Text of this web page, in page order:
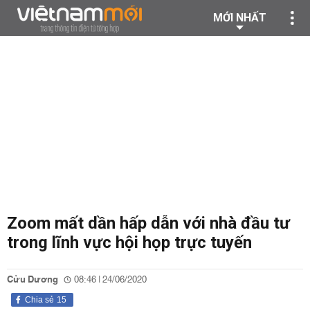
MỚI NHẤT
Zoom mất dần hấp dẫn với nhà đầu tư
trong lĩnh vực hội họp trực tuyến
Cửu Dương 08:46 | 24/06/2020
15
Chia sẻ